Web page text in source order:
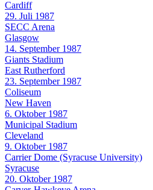
Cardiff
29. Juli 1987
SECC Arena
Glasgow
14. September 1987
Giants Stadium
East Rutherford
23. September 1987
Coliseum
New Haven
6. Oktober 1987
Municipal Stadium
Cleveland
9. Oktober 1987
Carrier Dome (Syracuse University)
Syracuse
20. Oktober 1987